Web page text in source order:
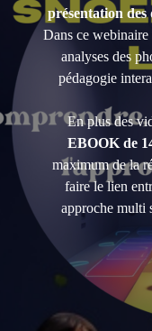
présentation des
Dans ce
analyses des
pédagogie
En plus des
EBOOK de
maximum de la
faire le lien
approche multi